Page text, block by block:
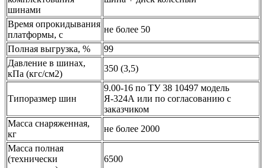
шинами
Время опрокидывания
платформы, с
не более 50
Полная выгрузка, %
99
Давление в шинах,
кПа (кгс/см2)
350 (3,5)
Типоразмер шин
9.00-16 по ТУ 38 10497 модель
Я-324А или по согласованию с
заказчиком
Масса снаряженная,
кг
не более 2000
Масса полная
(технически
6500